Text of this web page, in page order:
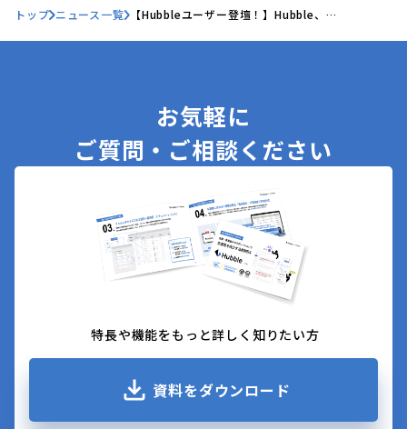
トップ ニュース一覧 【Hubbleユーザー登壇！】Hubble、
お気軽に
ご質問・ご相談ください
特長や機能をもっと詳しく知りたい方
資料をダウンロード